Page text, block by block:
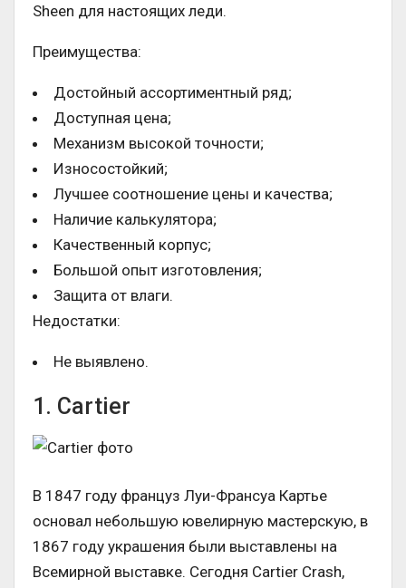
Sheen для настоящих леди.
Преимущества:
Достойный ассортиментный ряд;
Доступная цена;
Механизм высокой точности;
Износостойкий;
Лучшее соотношение цены и качества;
Наличие калькулятора;
Качественный корпус;
Большой опыт изготовления;
Защита от влаги.
Недостатки:
Не выявлено.
1. Cartier
В 1847 году француз Луи-Франсуа Картье
основал небольшую ювелирную мастерскую, в
1867 году украшения были выставлены на
Всемирной выставке. Сегодня Cartier Crash,